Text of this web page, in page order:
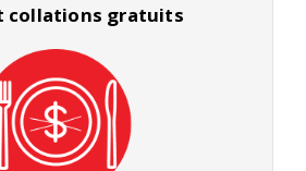
collations gratuits